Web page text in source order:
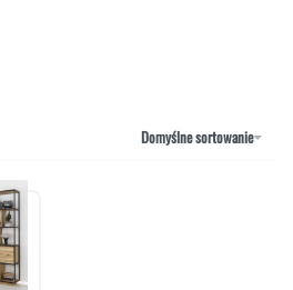
Domyślne sortowanie